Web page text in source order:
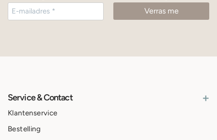
Service & Contact +
Klantenservice
Bestelling